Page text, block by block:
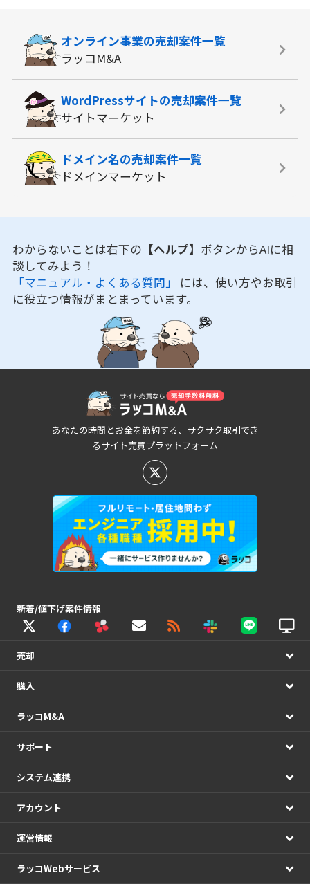
オンライン事業の売却案件一覧
ラッコM&A
WordPressサイトの売却案件一覧
サイトマーケット
ドメイン名の売却案件一覧
ドメインマーケット
わからないことは右下の 【ヘルプ】 ボタンからAIに相
談してみよう！
「マニュアル・よくある質問」 には、使い方やお取引
に役立つ情報がまとまっています。
あなたの時間とお金を節約する、サクサク取引でき
るサイト売買プラットフォーム
新着/値下げ案件情報
売却
購入
ラッコM&A
サポート
システム連携
アカウント
運営情報
ラッコWebサービス